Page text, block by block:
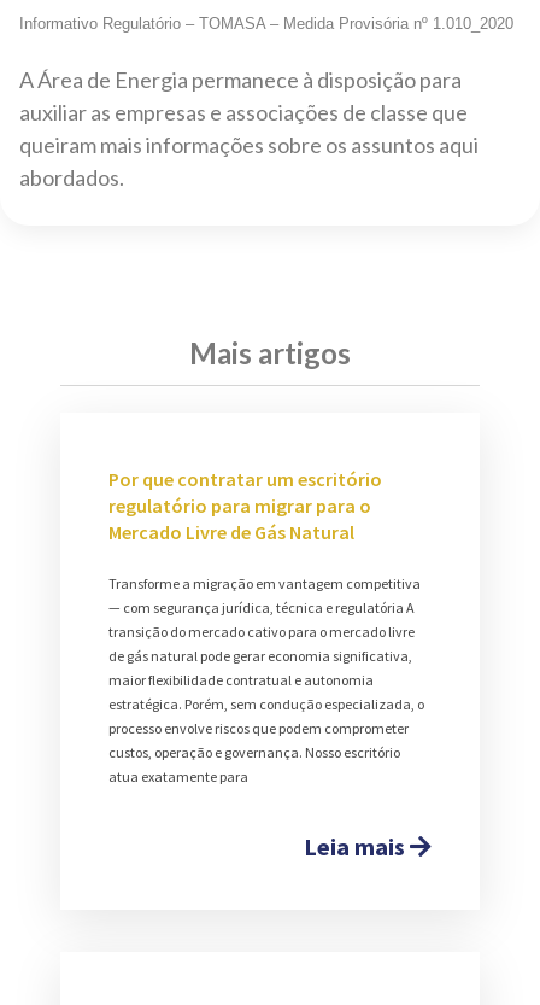
Informativo Regulatório – TOMASA – Medida Provisória nº 1.010_2020
A Área de Energia permanece à disposição para
auxiliar as empresas e associações de classe que
queiram mais informações sobre os assuntos aqui
abordados.
Mais artigos
Por que contratar um escritório
regulatório para migrar para o
Mercado Livre de Gás Natural
Transforme a migração em vantagem competitiva
— com segurança jurídica, técnica e regulatória A
transição do mercado cativo para o mercado livre
de gás natural pode gerar economia significativa,
maior flexibilidade contratual e autonomia
estratégica. Porém, sem condução especializada, o
processo envolve riscos que podem comprometer
custos, operação e governança. Nosso escritório
atua exatamente para
Leia mais